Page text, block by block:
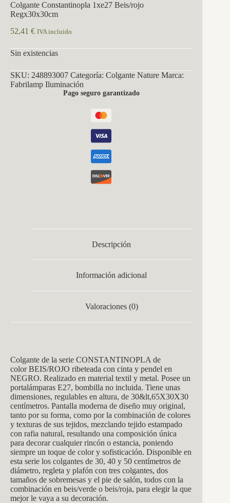
Colgante Constantinopla 1xe27 Beis/rojo
Regx30x30cm
52,41 € IVA incluido
Sin existencias
SKU: 248893007 Categoría: Colgante Nature Marca:
Fabrilamp Iluminación
Pago seguro garantizado
Descripción
Información adicional
Valoraciones (0)
Colgante de la serie CONSTANTINOPLA de
color BEIS/ROJO ribeteada con cinta y pendel en
NEGRO. Realizado en material textil y metal. Posee un
portalámparas E27, bombilla no incluida. Tiene unas
dimensiones, regulables en altura, de 30&lt,65X30X30
centímetros. Pantalla moderna de diseño muy original,
tanto por su forma, como por la combinación de colores
y texturas de sus tejidos, mezclando tejido estampado
con rafia natural, resultando una composición única
para decorar cualquier rincón o estancia, poniendo
siempre un toque de color y sofisticación. Disponible en
esta serie los colgantes de 30, 40 y 50 centímetros de
diámetro, regleta y plafón con tres colgantes, dos
tamaños de sobremesas y el pie de salón, todos con la
combinación en beis/verde o beis/roja, para elegir la que
mejor le vaya a su decoración.